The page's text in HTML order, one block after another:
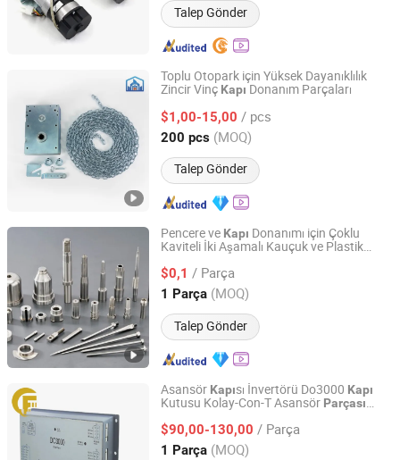
Talep Gönder
Toplu Otopark için Yüksek Dayanıklılık
Zincir Vinç Kapı Donanım Parçaları
$1,00-15,00 / pcs
200 pcs (MOQ)
Talep Gönder
Hefei Wang Qin Spring Co., Ltd.
Anhui, China Fiyat 2020
Pencere ve Kapı Donanımı için Çoklu
Kaviteli İki Aşamalı Kauçuk ve Plastik
$0,1 / Parça
1 Parça (MOQ)
Talep Gönder
Qingdao Infinite Precision Machinery Co., Ltd.
Shandong, China Fiyat 2026
Asansör Kapısı İnvertörü Do3000 Kapı
Kutusu Kolay-Con-T Asansör Parçası
$90,00-130,00 / Parça
1 Parça (MOQ)
Xi'an Chunfeng Export Co.,Ltd.
Shaanxi, China Fiyat 2023